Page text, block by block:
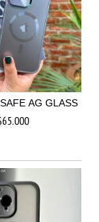
AG GLASS